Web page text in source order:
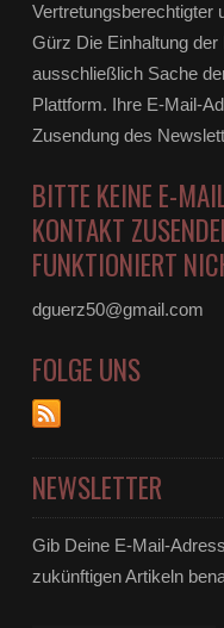
Fulminante
Vertretungsberechtigter
Gürz Die Einhaltung
ausschließlich Sache
Plattform. Ihre E-Mail-
Zusendung des
BITTE KEINE E-
KONTAKT
FUNKTIONIERT
dguerz50@gmail.com
FOLGE UNS
NEWSLETTER
Gib Deine E-Mail-
zukünftigen Artikeln